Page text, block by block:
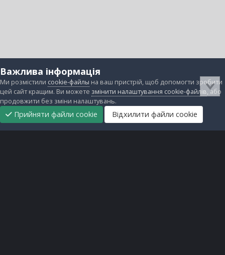
Важлива інформація
Ми розмістили cookie-файлы на ваш пристрій, щоб допомогти зробити
цей сайт кращим. Ви можете змінити налаштування cookie-файлів, або
продовжити без зміни налаштувань.
Прийняти файли cookie Відхилити файли cookie
Головна
Підтримати
нас
Прибрати
рекламу
Завантаження Непрочитані Реєстрація